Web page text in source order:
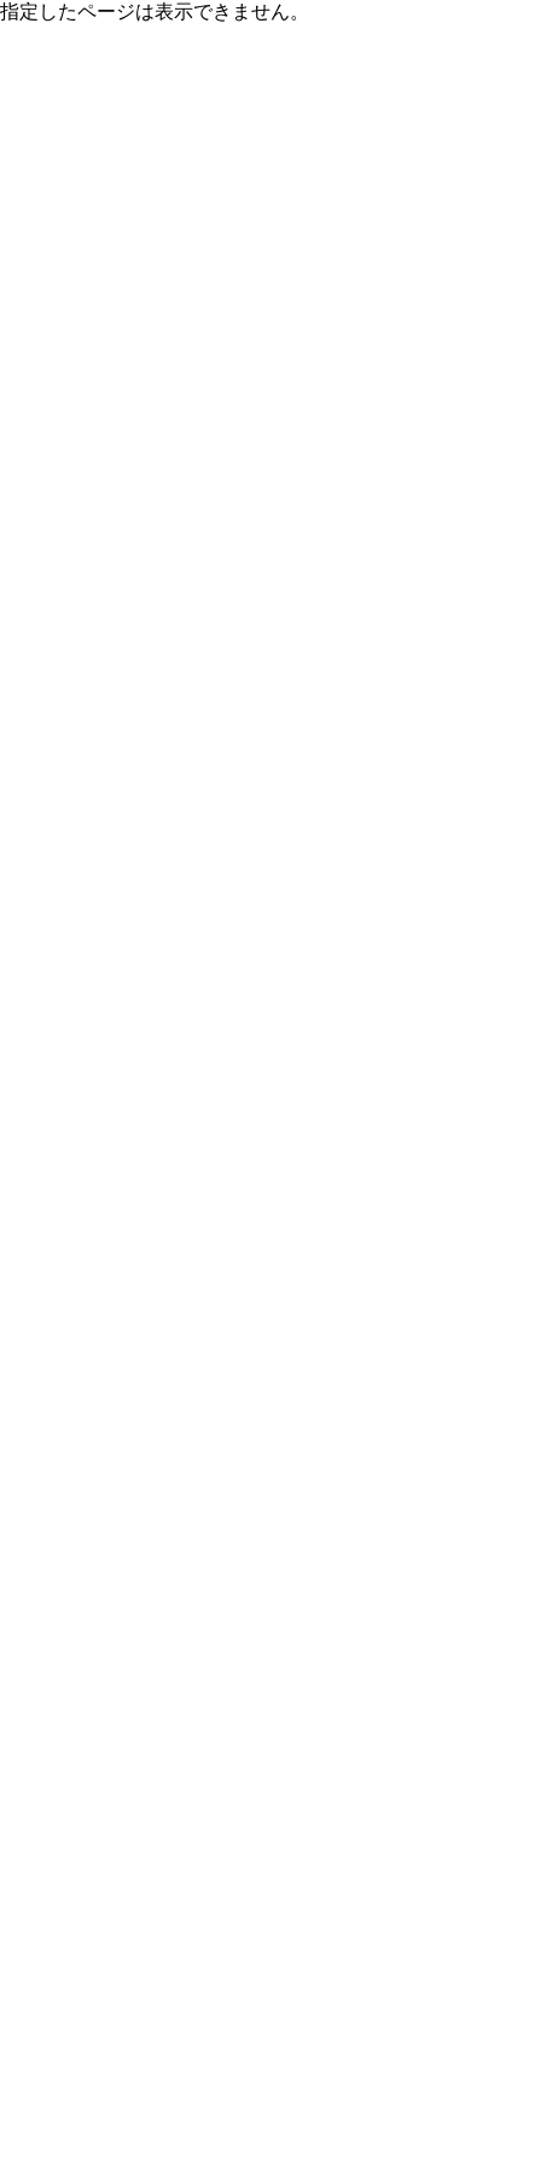
指定したページは表示できません。